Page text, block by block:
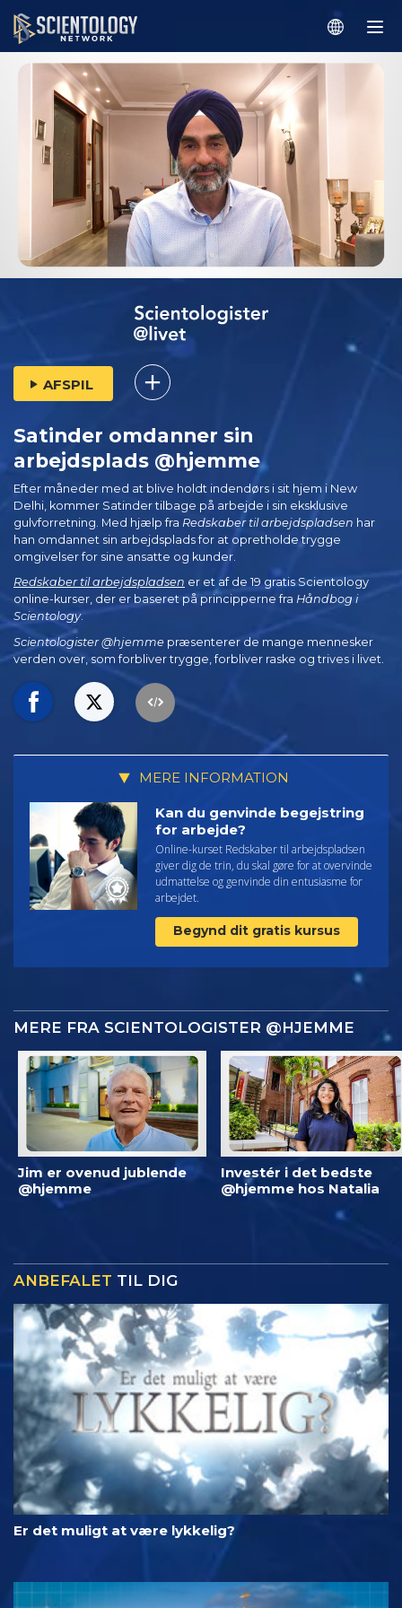
AFSPIL
Satinder omdanner sin
arbejdsplads @hjemme
Efter måneder med at blive holdt indendørs i sit hjem i New
Delhi, kommer Satinder tilbage på arbejde i sin eksklusive
gulvforretning. Med hjælp fra Redskaber til arbejdspladsen har
han omdannet sin arbejdsplads for at opretholde trygge
omgivelser for sine ansatte og kunder.
Redskaber til arbejdspladsen er et af de 19 gratis Scientology
online-kurser, der er baseret på principperne fra Håndbog i
Scientology.
Scientologister @hjemme præsenterer de mange mennesker
verden over, som forbliver trygge, forbliver raske og trives i livet.
MERE INFORMATION
Kan du genvinde begejstring
for arbejde?
Online-kurset Redskaber til arbejdspladsen
giver dig de trin, du skal gøre for at overvinde
udmattelse og genvinde din entusiasme for
arbejdet.
Begynd dit gratis kursus
MERE FRA SCIENTOLOGISTER @HJEMME
Jim er ovenud jublende
@hjemme
Investér i det bedste
@hjemme hos Natalia
ANBEFALET TIL DIG
Er det muligt at være lykkelig?